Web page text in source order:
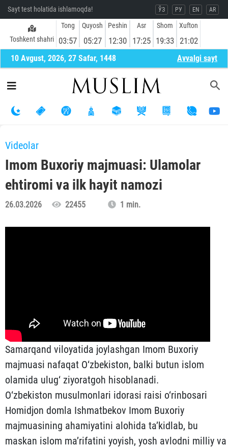
Sayt test holatida ishlamoqda! ЎЗ РУ EN AR
Toshkent shahri
Tong
03:57
Quyosh
05:27
Peshin
12:30
Asr
17:25
Shom
19:33
Xufton
21:02
10 Avgust, 2026, 27 Safar, 1448 Avvalgi sayt
Videolar
Imom Buxoriy majmuasi: Ulamolar
ehtiromi va ilk hayit namozi
26.03.2026 22455 1 min.
Samarqand viloyatida joylashgan Imom Buxoriy
majmuasi nafaqat O‘zbekiston, balki butun islom
olamida ulug‘ ziyoratgoh hisoblanadi.
O‘zbekiston musulmonlari idorasi raisi o‘rinbosari
Homidjon domla Ishmatbekov Imom Buxoriy
majmuasining ahamiyatini alohida ta’kidlab, bu
maskan islom ma’rifatini yoyish, yosh avlodni milliy va